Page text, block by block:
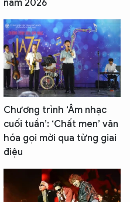
năm 2026
Chương trình ‘Âm nhạc
cuối tuần’: ‘Chất men’ văn
hóa gọi mời qua từng giai
điệu